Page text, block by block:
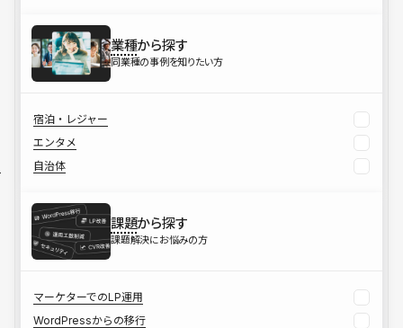
業種から探す
同業種の事例を知りたい方
宿泊・レジャー
エンタメ
自治体
課題から探す
課題解決にお悩みの方
マーケターでのLP運用
WordPressからの移行